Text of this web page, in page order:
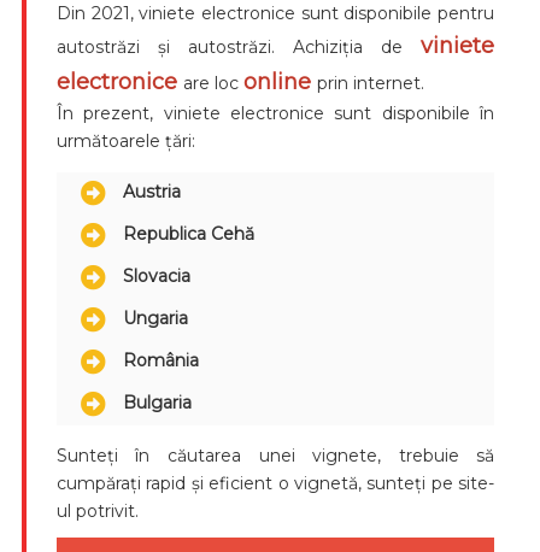
Din 2021, viniete electronice sunt disponibile pentru
autostrăzi și autostrăzi. Achiziția deviniete
electronice are loc online prin internet.
În prezent, viniete electronice sunt disponibile în
următoarele țări:
Austria
Republica Cehă
Slovacia
Ungaria
România
Bulgaria
Sunteți în căutarea unei vignete, trebuie să
cumpărați rapid și eficient o vignetă, sunteți pe site-
ul potrivit.